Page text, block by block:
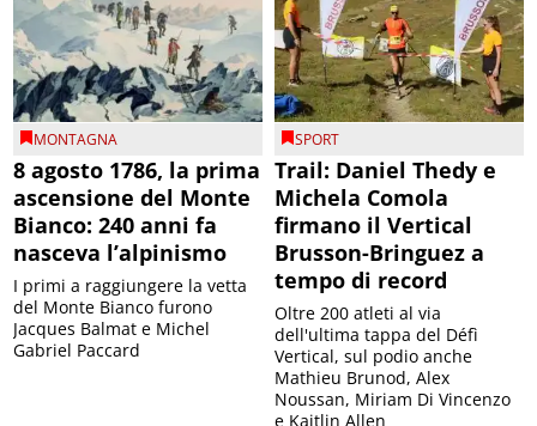
MONTAGNA
8 agosto 1786, la prima
ascensione del Monte
Bianco: 240 anni fa
nasceva l’alpinismo
I primi a raggiungere la vetta
del Monte Bianco furono
Jacques Balmat e Michel
Gabriel Paccard
SPORT
Trail: Daniel Thedy e
Michela Comola
firmano il Vertical
Brusson-Bringuez a
tempo di record
Oltre 200 atleti al via
dell'ultima tappa del Défì
Vertical, sul podio anche
Mathieu Brunod, Alex
Noussan, Miriam Di Vincenzo
e Kaitlin Allen